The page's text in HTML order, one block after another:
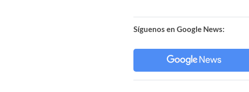
Síguenos en Google News: